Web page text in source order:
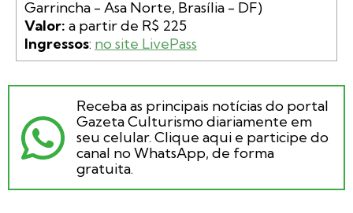
Valor:
Ingressos: no site LivePass
Receba as principais notícias do portal
Gazeta Culturismo diariamente em
seu celular. Clique aqui e participe do
canal no WhatsApp, de forma
gratuita.